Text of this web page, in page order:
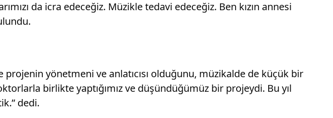
da icra edeceğiz. Müzikle tedavi edeceğiz. Ben kızın annesi
yönetmeni ve anlatıcısı olduğunu, müzikalde de küçük bir
birlikte yaptığımız ve düşündüğümüz bir projeydi. Bu yıl
dedi.